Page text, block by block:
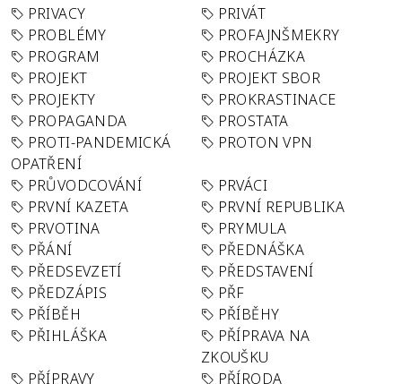
PRIVACY
PRIVÁT
PROBLÉMY
PROFAJNŠMEKRY
PROGRAM
PROCHÁZKA
PROJEKT
PROJEKT SBOR
PROJEKTY
PROKRASTINACE
PROPAGANDA
PROSTATA
PROTI-PANDEMICKÁ
OPATŘENÍ
PROTON VPN
PRŮVODCOVÁNÍ
PRVÁCI
PRVNÍ KAZETA
PRVNÍ REPUBLIKA
PRVOTINA
PRYMULA
PŘÁNÍ
PŘEDNÁŠKA
PŘEDSEVZETÍ
PŘEDSTAVENÍ
PŘEDZÁPIS
PŘF
PŘÍBĚH
PŘÍBĚHY
PŘIHLÁŠKA
PŘÍPRAVA NA
ZKOUŠKU
PŘÍPRAVY
PŘÍRODA